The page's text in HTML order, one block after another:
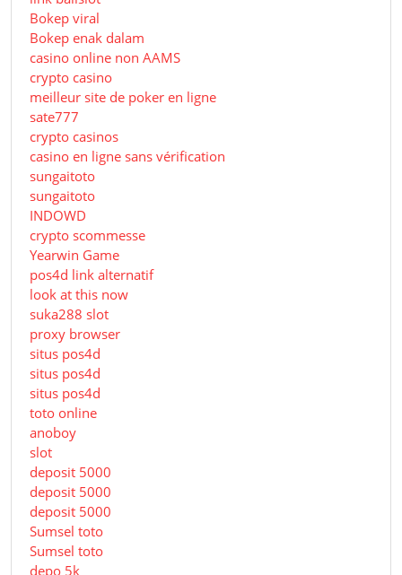
Bokep viral
Bokep enak dalam
casino online non AAMS
crypto casino
meilleur site de poker en ligne
sate777
crypto casinos
casino en ligne sans vérification
sungaitoto
sungaitoto
INDOWD
crypto scommesse
Yearwin Game
pos4d link alternatif
look at this now
suka288 slot
proxy browser
situs pos4d
situs pos4d
situs pos4d
toto online
anoboy
slot
deposit 5000
deposit 5000
deposit 5000
Sumsel toto
Sumsel toto
depo 5k